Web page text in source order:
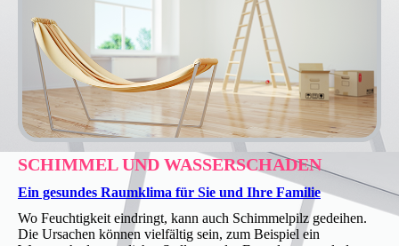
SCHIMMEL UND WASSERSCHADEN
Ein gesundes Raumklima für Sie und Ihre Familie
Wo Feuchtigkeit eindringt, kann auch Schimmelpilz gedeihen.
Die Ursachen können vielfältig sein, zum Beispiel ein